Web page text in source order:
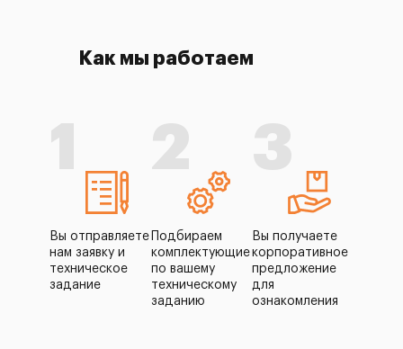
Как мы работаем
1
Вы отправляете
нам заявку и
техническое
задание
2
Подбираем
комплектующие
по вашему
техническому
заданию
3
Вы получаете
корпоративное
предложение
для
ознакомления